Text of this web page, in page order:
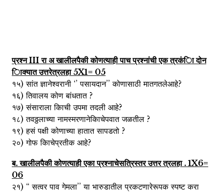
प्रश्न III रा अ खालीलपैकी कोणत्याही पाच प्रश्नांची एक त्रकंिा दोन
िाक्यात उत्तरेत्रलहा 5X1= 05
१५) सांत ज्ञानेश्वरानी ‘’ पसायदान’’ कोणासाठी मातगतलेआहे?
१६) तिवालय कोण बांधतात ?
१७) संसाराला किाची उपमा तदली आहे?
१८) तवठ्ठलाच्या नामस्मरणानेकिाचेपवात जळतील ?
१९) हसं पक्षी कोणाच्या हातात सापडतो ?
२०) गोफ किाचेप्रतीक आहे?
ब. खालीलपैकी कोणत्याही एका प्रश्नाचेसत्रिस्तर उत्तर त्रलहा . 1X6=
06
२१) “ सत्वर पाव गेमला’’ या भारुडातील प्रकटणारेरूपक स्पष्ट करा